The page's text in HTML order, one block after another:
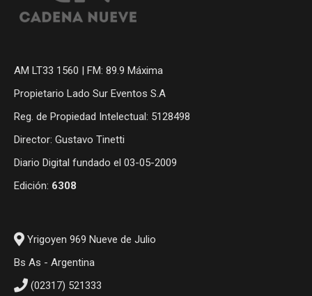
AM LT33 1560 | FM: 89.9 Máxima
Propietario Lado Sur Eventos S.A
Reg. de Propiedad Intelectual: 5128498
Director: Gustavo Tinetti
Diario Digital fundado el 03-05-2009
Edición: 6308
Yrigoyen 969 Nueve de Julio
Bs As - Argentina
(02317) 521333